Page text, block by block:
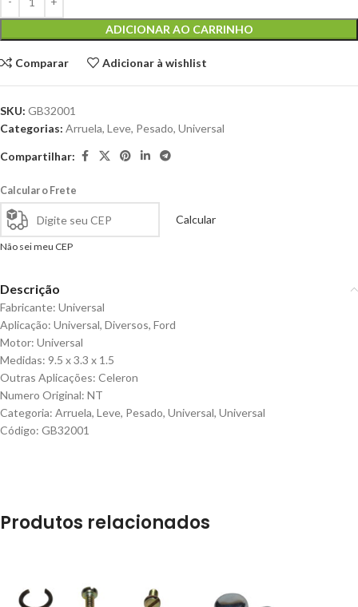
ADICIONAR AO CARRINHO
Comparar Adicionar à wishlist
SKU: GB32001
Categorias: Arruela, Leve, Pesado, Universal
Compartilhar:
Calcular o Frete
Calcular
Não sei meu CEP
Descrição
Fabricante: Universal
Aplicação: Universal, Diversos, Ford
Motor: Universal
Medidas: 9.5 x 3.3 x 1.5
Outras Aplicações: Celeron
Numero Original: NT
Categoria: Arruela, Leve, Pesado, Universal, Universal
Código: GB32001
Produtos relacionados